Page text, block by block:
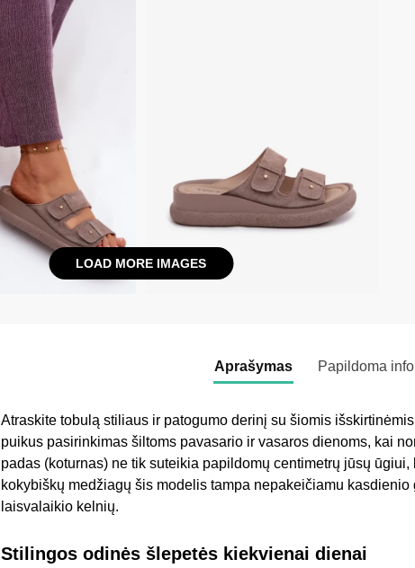
LOAD MORE IMAGES
Aprašymas Papildoma
Atraskite tobulą stiliaus ir patogumo derinį su šiomis
puikus pasirinkimas šiltoms pavasario ir vasaros dienoms, kai
padas (koturnas) ne tik suteikia papildomų centimetrų jūsų
kokybiškų medžiagų šis modelis tampa nepakeičiamu
laisvalaikio kelnių.
Stilingos odinės šlepetės kiekvienai dienai